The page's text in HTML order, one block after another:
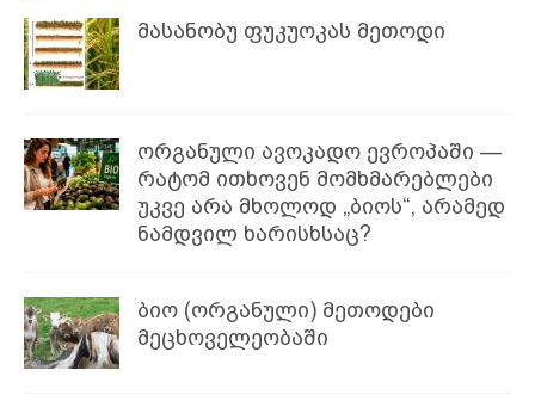
მასანობუ ფუკუოკას მეთოდი
ორგანული ავოკადო ევროპაში —
რატომ ითხოვენ მომხმარებლები
უკვე არა მხოლოდ „ბიოს“, არამედ
ნამდვილ ხარისხსაც?
ბიო (ორგანული) მეთოდები
მეცხოველეობაში